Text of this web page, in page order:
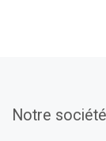
Notre société